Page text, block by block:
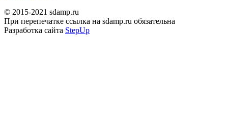
© 2015-2021 sdamp.ru
При перепечатке ссылка на sdamp.ru обязательна
Разработка сайта StepUp